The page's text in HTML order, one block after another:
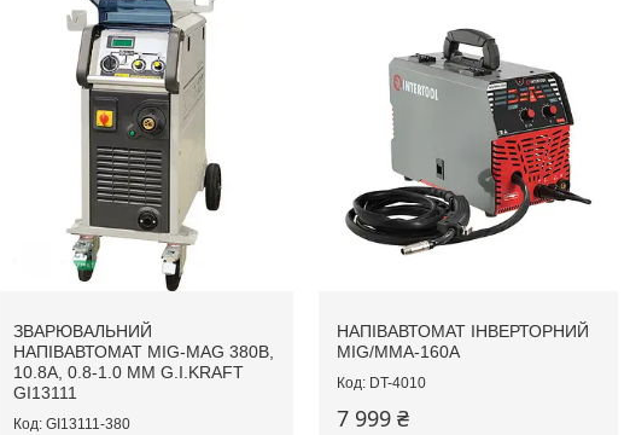
ЗВАРЮВАЛЬНИЙ
НАПІВАВТОМАТ MIG-MAG 380В,
10.8А, 0.8-1.0 ММ G.I.KRAFT
GI13111
GI13111-380
НАПІВАВТОМАТ ІНВЕРТОРНИЙ
MIG/MMA-160A
DT-4010
7 999 ₴